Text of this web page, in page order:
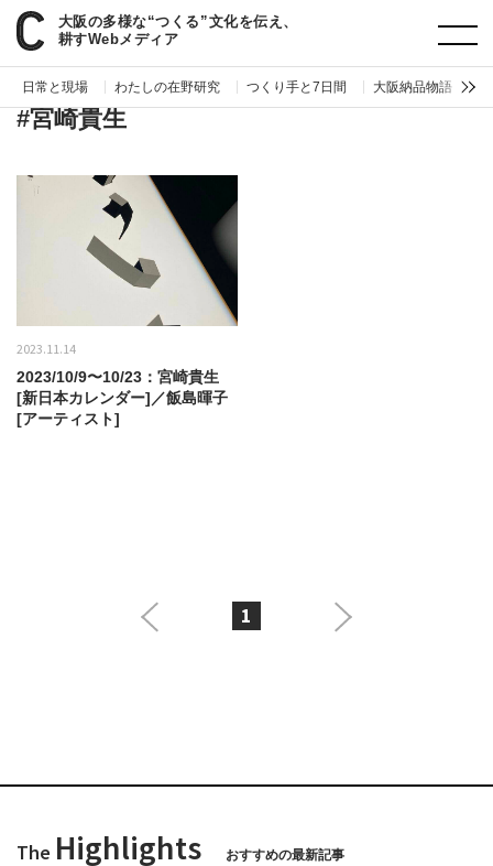
大阪の多様な“つくる”文化を伝え、
耕すWebメディア
日常と現場 わたしの在野研究 つくり手と7日間 大阪納品物語
paperC タグ 宮崎貴生
#宮崎貴生
2023.11.14
2023/10/9〜10/23：宮崎貴生
[新日本カレンダー]／飯島暉子
[アーティスト]
1
The Highlights おすすめの最新記事